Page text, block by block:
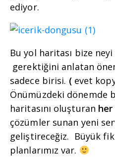
ediyor.
Bu yol haritası bize neyi
gerektiğini anlatan
sadece birisi. (evet
Önümüzdeki dönemde
haritasını oluşturan her
çözümler sunan yeni
geliştireceğiz. Büyük
planlarımız var.